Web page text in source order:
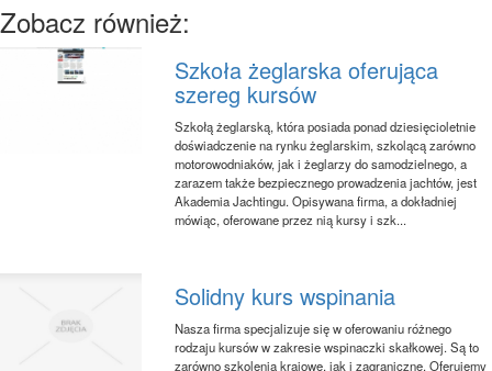
Zobacz również:
Szkoła żeglarska oferująca
szereg kursów
Szkołą żeglarską, która posiada ponad dziesięcioletnie
doświadczenie na rynku żeglarskim, szkolącą zarówno
motorowodniaków, jak i żeglarzy do samodzielnego, a
zarazem także bezpiecznego prowadzenia jachtów, jest
Akademia Jachtingu. Opisywana firma, a dokładniej
mówiąc, oferowane przez nią kursy i szk...
Solidny kurs wspinania
Nasza firma specjalizuje się w oferowaniu różnego
rodzaju kursów w zakresie wspinaczki skałkowej. Są to
zarówno szkolenia krajowe, jak i zagraniczne. Oferujemy